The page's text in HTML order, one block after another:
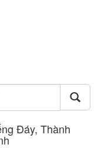
Đáy, Thành